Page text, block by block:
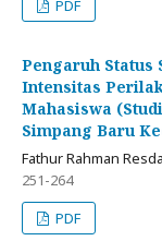
PDF
Pengaruh Status
Intensitas
Mahasiswa
Simpang Baru
Fathur Rahman
251-264
PDF